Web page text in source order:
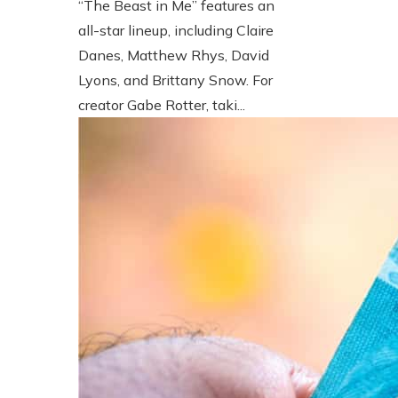
“The Beast in Me” features an
all-star lineup, including Claire
Danes, Matthew Rhys, David
Lyons, and Brittany Snow. For
creator Gabe Rotter, taki...